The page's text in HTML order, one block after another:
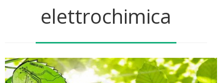
About Us
The Association
A Little Bit Of History
Upcoming Events
Media
elettrochimica